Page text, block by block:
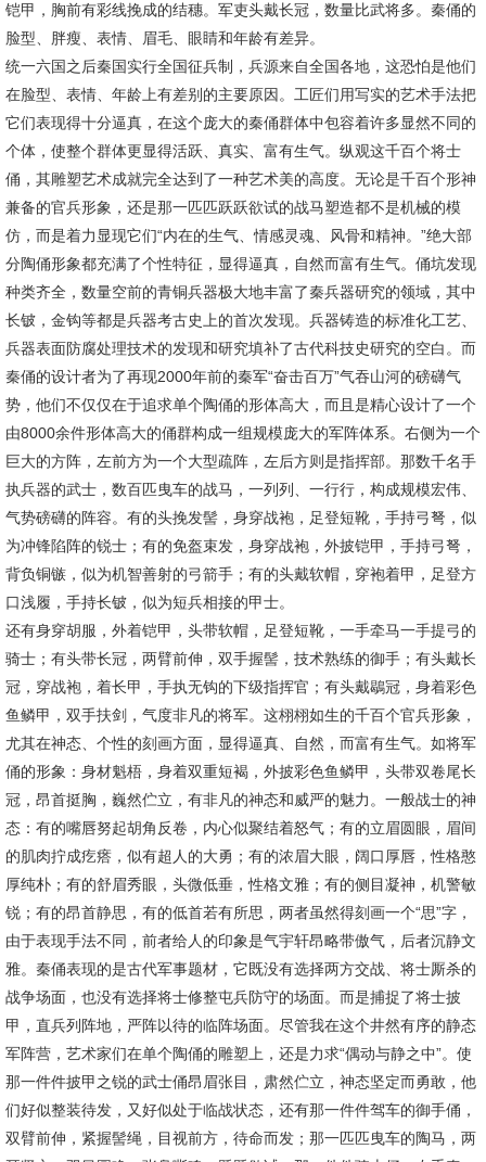
铠甲，胸前有彩线挽成的结穗。军吏头戴长冠，数量比武将多。秦俑的
脸型、胖瘦、表情、眉毛、眼睛和年龄有差异。
统一六国之后秦国实行全国征兵制，兵源来自全国各地，这恐怕是他们
在脸型、表情、年龄上有差别的主要原因。工匠们用写实的艺术手法把
它们表现得十分逼真，在这个庞大的秦俑群体中包容着许多显然不同的
个体，使整个群体更显得活跃、真实、富有生气。纵观这千百个将士
俑，其雕塑艺术成就完全达到了一种艺术美的高度。无论是千百个形神
兼备的官兵形象，还是那一匹匹跃跃欲试的战马塑造都不是机械的模
仿，而是着力显现它们“内在的生气、情感灵魂、风骨和精神。”绝大部
分陶俑形象都充满了个性特征，显得逼真，自然而富有生气。俑坑发现
种类齐全，数量空前的青铜兵器极大地丰富了秦兵器研究的领域，其中
长铍，金钩等都是兵器考古史上的首次发现。兵器铸造的标准化工艺、
兵器表面防腐处理技术的发现和研究填补了古代科技史研究的空白。而
秦俑的设计者为了再现2000年前的秦军“奋击百万”气吞山河的磅礴气
势，他们不仅仅在于追求单个陶俑的形体高大，而且是精心设计了一个
由8000余件形体高大的俑群构成一组规模庞大的军阵体系。右侧为一个
巨大的方阵，左前方为一个大型疏阵，左后方则是指挥部。那数千名手
执兵器的武士，数百匹曳车的战马，一列列、一行行，构成规模宏伟、
气势磅礴的阵容。有的头挽发髻，身穿战袍，足登短靴，手持弓弩，似
为冲锋陷阵的锐士；有的免盔束发，身穿战袍，外披铠甲，手持弓弩，
背负铜镞，似为机智善射的弓箭手；有的头戴软帽，穿袍着甲，足登方
口浅履，手持长铍，似为短兵相接的甲士。
还有身穿胡服，外着铠甲，头带软帽，足登短靴，一手牵马一手提弓的
骑士；有头带长冠，两臂前伸，双手握髻，技术熟练的御手；有头戴长
冠，穿战袍，着长甲，手执无钩的下级指挥官；有头戴鶡冠，身着彩色
鱼鳞甲，双手扶剑，气度非凡的将军。这栩栩如生的千百个官兵形象，
尤其在神态、个性的刻画方面，显得逼真、自然，而富有生气。如将军
俑的形象：身材魁梧，身着双重短褐，外披彩色鱼鳞甲，头带双卷尾长
冠，昂首挺胸，巍然伫立，有非凡的神态和威严的魅力。一般战士的神
态：有的嘴唇努起胡角反卷，内心似聚结着怒气；有的立眉圆眼，眉间
的肌肉拧成疙瘩，似有超人的大勇；有的浓眉大眼，阔口厚唇，性格憨
厚纯朴；有的舒眉秀眼，头微低垂，性格文雅；有的侧目凝神，机警敏
锐；有的昂首静思，有的低首若有所思，两者虽然得刻画一个“思”字，
由于表现手法不同，前者给人的印象是气宇轩昂略带傲气，后者沉静文
雅。秦俑表现的是古代军事题材，它既没有选择两方交战、将士厮杀的
战争场面，也没有选择将士修整屯兵防守的场面。而是捕捉了将士披
甲，直兵列阵地，严阵以待的临阵场面。尽管我在这个井然有序的静态
军阵营，艺术家们在单个陶俑的雕塑上，还是力求“偶动与静之中”。使
那一件件披甲之锐的武士俑昂眉张目，肃然伫立，神态坚定而勇敢，他
们好似整装待发，又好似处于临战状态，还有那一件件驾车的御手俑，
双臂前伸，紧握髻绳，目视前方，待命而发；那一匹匹曳车的陶马，两